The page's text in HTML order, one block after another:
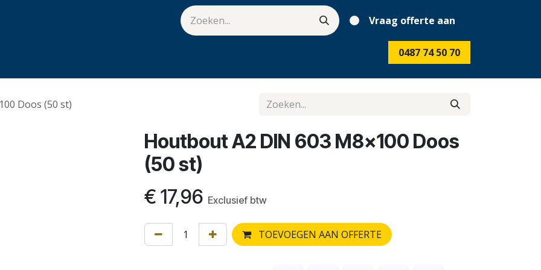
Vraag offerte aan
0487 74 50 70
Doos (50 st)
Houtbout A2 DIN 603 M8x100 Doos
(50 st)
€ 17,96 Exclusief btw
TOEVOEGEN AAN OFFERTE